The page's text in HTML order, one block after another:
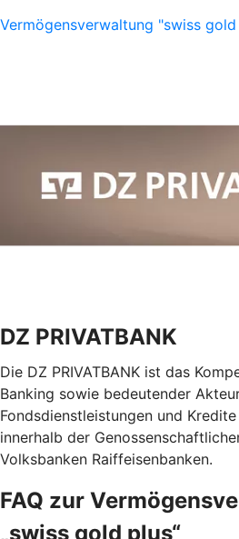
Vermögensverwaltung "swiss
DZ PRIVATBANK
Die DZ PRIVATBANK ist das
Banking sowie bedeutender
Fondsdienstleistungen und
innerhalb der
Volksbanken Raiffeisenbanken.
FAQ zur
„swiss gold plus“